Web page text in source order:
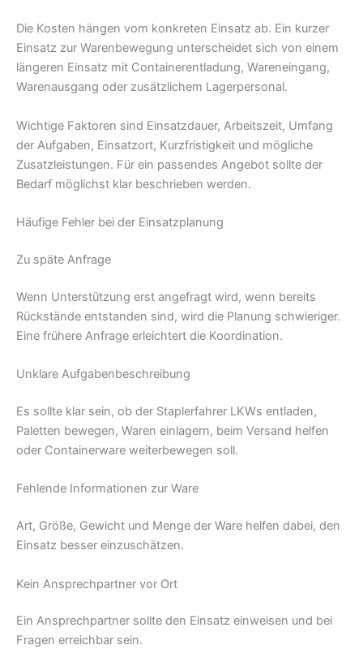
Die Kosten hängen vom konkreten Einsatz ab. Ein kurzer
Einsatz zur Warenbewegung unterscheidet sich von einem
längeren Einsatz mit Containerentladung, Wareneingang,
Warenausgang oder zusätzlichem Lagerpersonal.
Wichtige Faktoren sind Einsatzdauer, Arbeitszeit, Umfang
der Aufgaben, Einsatzort, Kurzfristigkeit und mögliche
Zusatzleistungen. Für ein passendes Angebot sollte der
Bedarf möglichst klar beschrieben werden.
Häufige Fehler bei der Einsatzplanung
Zu späte Anfrage
Wenn Unterstützung erst angefragt wird, wenn bereits
Rückstände entstanden sind, wird die Planung schwieriger.
Eine frühere Anfrage erleichtert die Koordination.
Unklare Aufgabenbeschreibung
Es sollte klar sein, ob der Staplerfahrer LKWs entladen,
Paletten bewegen, Waren einlagern, beim Versand helfen
oder Containerware weiterbewegen soll.
Fehlende Informationen zur Ware
Art, Größe, Gewicht und Menge der Ware helfen dabei, den
Einsatz besser einzuschätzen.
Kein Ansprechpartner vor Ort
Ein Ansprechpartner sollte den Einsatz einweisen und bei
Fragen erreichbar sein.